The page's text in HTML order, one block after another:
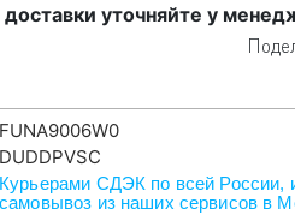
уточняйте у
FUNA9006W0
DUDDPVSC
Курьерами СДЭК по всей России,
самовывоз из наших сервисов в